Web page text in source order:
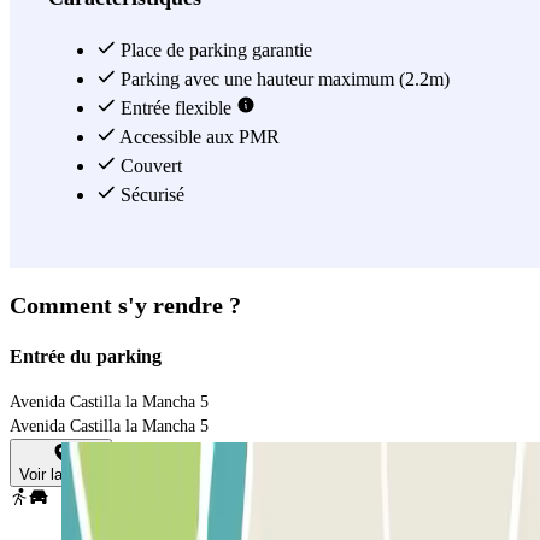
Place de parking garantie
Parking avec une hauteur maximum (2.2m)
Entrée flexible
Accessible aux PMR
Couvert
Sécurisé
Comment s'y rendre ?
Entrée du parking
Avenida Castilla la Mancha 5
Avenida Castilla la Mancha 5
Voir la carte